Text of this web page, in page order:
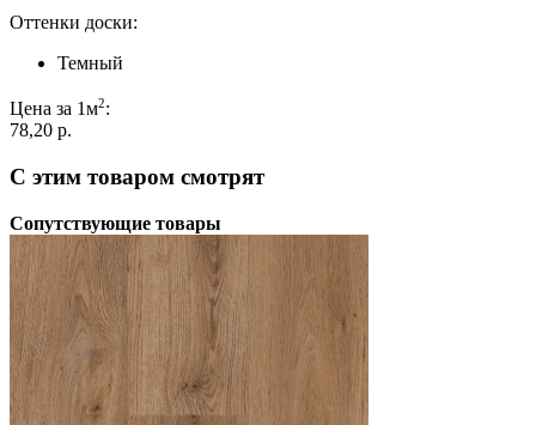
Оттенки доски:
Темный
Цена за 1м2:
78,20 p.
С этим товаром смотрят
Сопутствующие товары